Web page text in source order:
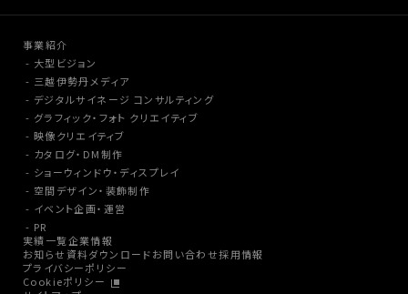
事業紹介
大型ビジョン
三越伊勢丹メディア
デジタルサイネージ コンサルティング
グラフィック・フォト クリエイティブ
映像クリエイティブ
カタログ・DM制作
ショーウィンドウ・ディスプレイ
空間デザイン・装飾制作
イベント企画・運営
PR
実績一覧企業情報
お知らせ 資料ダウンロードお問い合わせ採用情報
プライバシーポリシー
Cookieポリシー